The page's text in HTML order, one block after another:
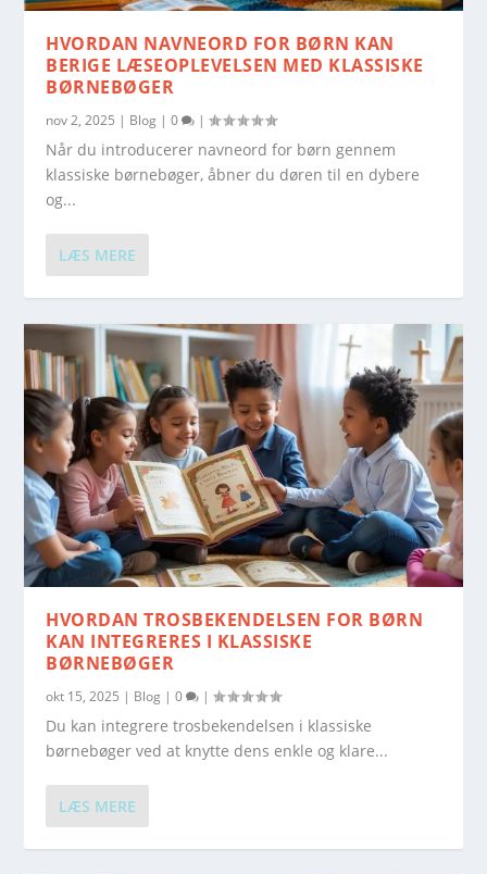
HVORDAN NAVNEORD FOR BØRN KAN
BERIGE LÆSEOPLEVELSEN MED KLASSISKE
BØRNEBØGER
nov 2, 2025 | Blog |0 |
Når du introducerer navneord for børn gennem
klassiske børnebøger, åbner du døren til en dybere
og...
LÆS MERE
HVORDAN TROSBEKENDELSEN FOR BØRN
KAN INTEGRERES I KLASSISKE
BØRNEBØGER
okt 15, 2025 | Blog |0 |
Du kan integrere trosbekendelsen i klassiske
børnebøger ved at knytte dens enkle og klare...
LÆS MERE